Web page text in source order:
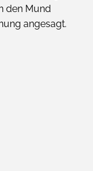
den Mund
angesagt.